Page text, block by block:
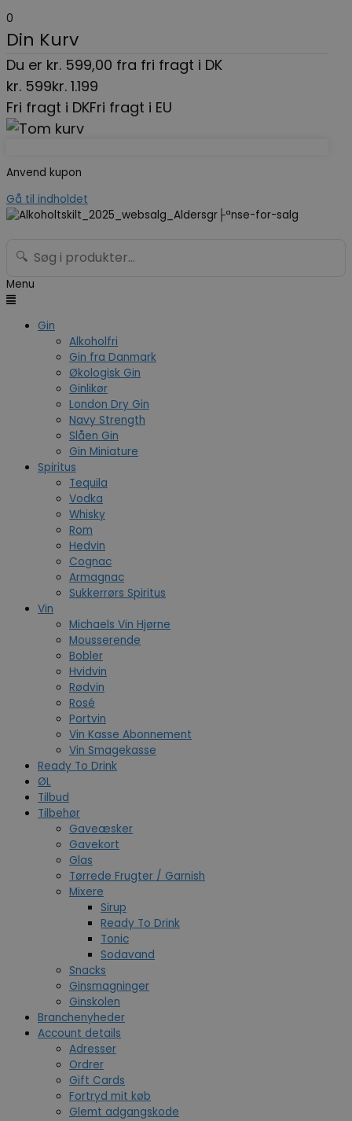
0
Din Kurv
Du er kr. 599,00 fra fri fragt i DK
kr. 599kr. 1.199
Fri fragt i DKFri fragt i EU
Anvend kupon
Gå til indholdet
🔍
Menu
Gin
Alkoholfri
Gin fra Danmark
Økologisk Gin
Ginlikør
London Dry Gin
Navy Strength
Slåen Gin
Gin Miniature
Spiritus
Tequila
Vodka
Whisky
Rom
Hedvin
Cognac
Armagnac
Sukkerrørs Spiritus
Vin
Michaels Vin Hjørne
Mousserende
Bobler
Hvidvin
Rødvin
Rosé
Portvin
Vin Kasse Abonnement
Vin Smagekasse
Ready To Drink
ØL
Tilbud
Tilbehør
Gaveæsker
Gavekort
Glas
Tørrede Frugter / Garnish
Mixere
Sirup
Ready To Drink
Tonic
Sodavand
Snacks
Ginsmagninger
Ginskolen
Branchenyheder
Account details
Adresser
Ordrer
Gift Cards
Fortryd mit køb
Glemt adgangskode